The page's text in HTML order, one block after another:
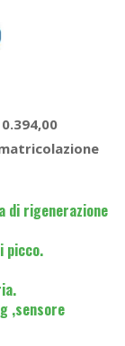
di rigenerazione
picco.
,sensore